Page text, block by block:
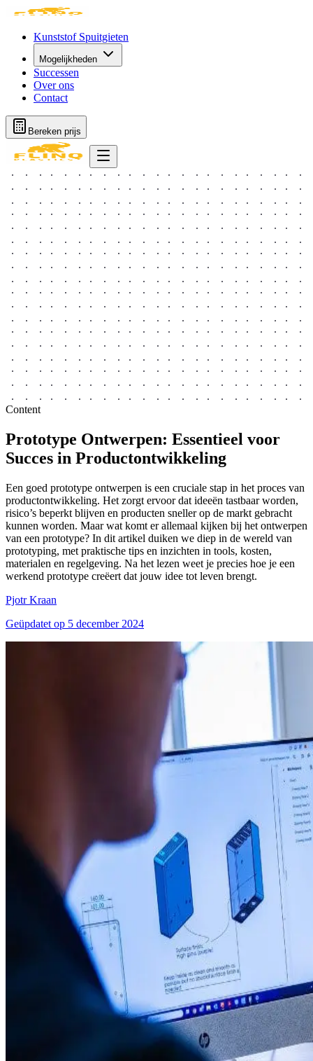
Kunststof Spuitgieten
Mogelijkheden
Successen
Over ons
Contact
Bereken prijs
Content
Prototype Ontwerpen: Essentieel voor
Succes in Productontwikkeling
Een goed prototype ontwerpen is een cruciale stap in het proces van
productontwikkeling. Het zorgt ervoor dat ideeën tastbaar worden,
risico’s beperkt blijven en producten sneller op de markt gebracht
kunnen worden. Maar wat komt er allemaal kijken bij het ontwerpen
van een prototype? In dit artikel duiken we diep in de wereld van
prototyping, met praktische tips en inzichten in tools, kosten,
materialen en regelgeving. Na het lezen weet je precies hoe je een
werkend prototype creëert dat jouw idee tot leven brengt.
Pjotr Kraan
Geüpdatet op 5 december 2024